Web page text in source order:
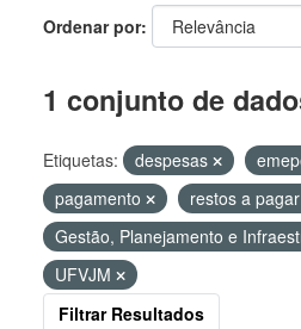
Ordenar por
1 conjunto de
Etiquetas: despesas
pagamento
restos a pagar
Gestão, Planejamento e
UFVJM
Filtrar Resultados